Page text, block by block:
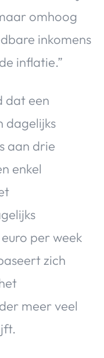
omhoog
inkomens
inflatie.”
dat een
dagelijks
aan drie
enkel
euro per week
zich
meer veel